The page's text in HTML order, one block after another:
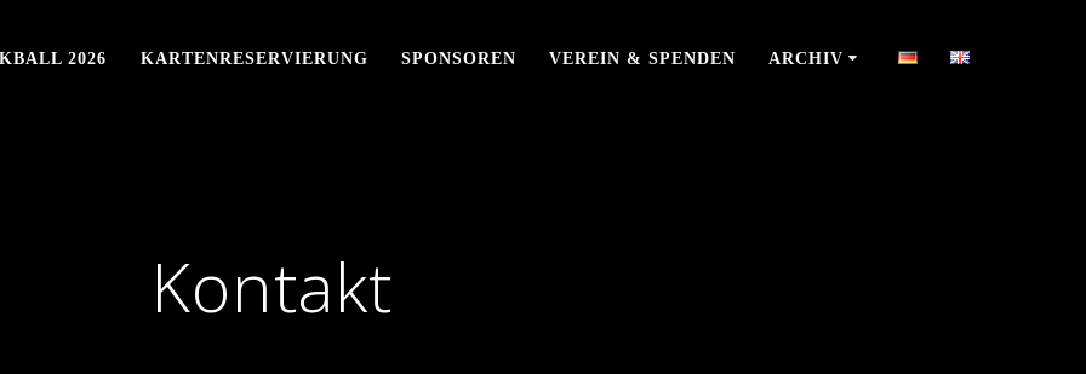
2026 KARTENRESERVIERUNG SPONSOREN VEREIN & SPENDEN ARCHIV
Kontakt